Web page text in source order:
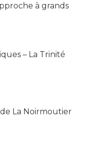
à grands
– La Trinité
La Noirmoutier